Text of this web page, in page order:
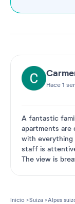
Hace 1
A fantastic
apartments are
with everything
staff is
The view is
Inicio Suiza Alpes